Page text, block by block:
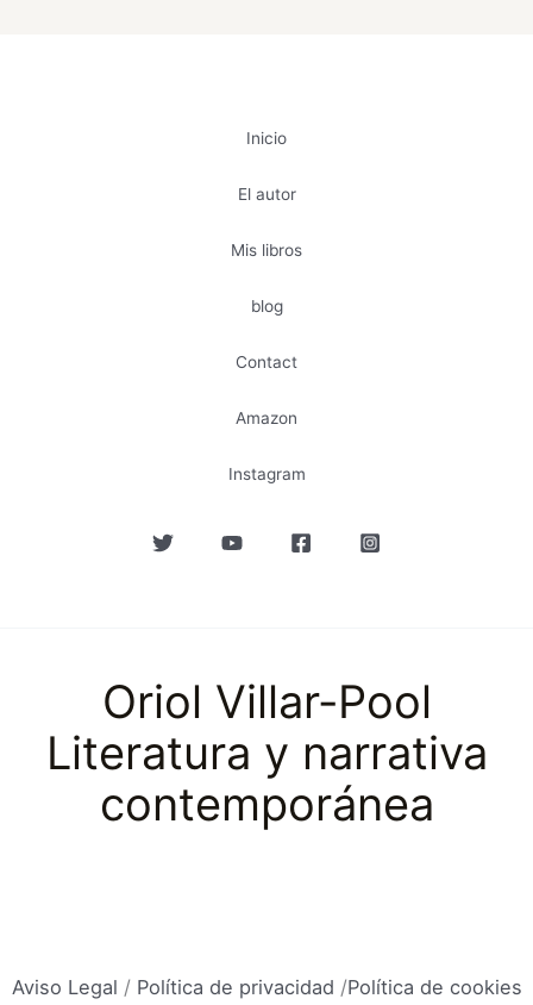
Inicio
El autor
Mis libros
blog
Contact
Amazon
Instagram
Oriol Villar-Pool
Literatura y narrativa
contemporánea
Aviso Legal / Política de privacidad /Política de cookies